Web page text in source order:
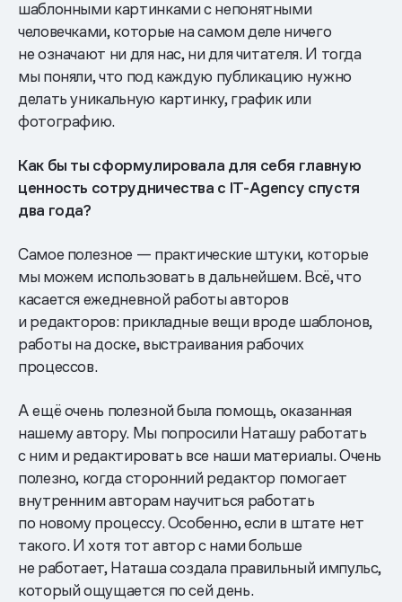
шаблонными картинками с непонятными
человечками, которые на самом деле ничего
не означают ни для нас, ни для читателя. И тогда
мы поняли, что под каждую публикацию нужно
делать уникальную картинку, график или
фотографию.
Как бы ты сформулировала для себя главную
ценность сотрудничества с IT-Agency спустя
два года?
Самое полезное — практические штуки, которые
мы можем использовать в дальнейшем. Всё, что
касается ежедневной работы авторов
и редакторов: прикладные вещи вроде шаблонов,
работы на доске, выстраивания рабочих
процессов.
А ещё очень полезной была помощь, оказанная
нашему автору. Мы попросили Наташу работать
с ним и редактировать все наши материалы. Очень
полезно, когда сторонний редактор помогает
внутренним авторам научиться работать
по новому процессу. Особенно, если в штате нет
такого. И хотя тот автор с нами больше
не работает, Наташа создала правильный импульс,
который ощущается по сей день.